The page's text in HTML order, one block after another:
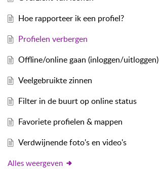
Hoe rapporteer ik een profiel?
Profielen verbergen
Offline/online gaan (inloggen/uitloggen)
Veelgebruikte zinnen
Filter in de buurt op online status
Favoriete profielen & mappen
Verdwijnende foto's en video's
Alles weergeven